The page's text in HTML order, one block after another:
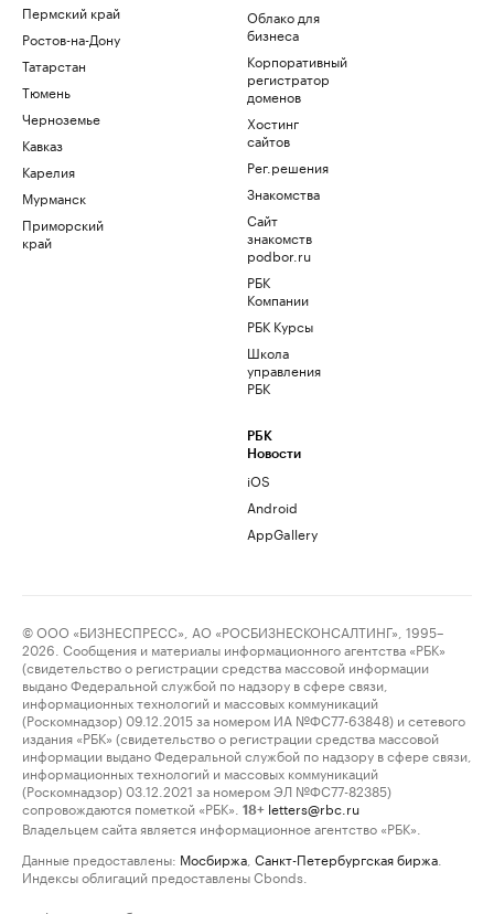
Пермский край
Ростов-на-Дону
Татарстан
Тюмень
Черноземье
Кавказ
Карелия
Мурманск
Приморский
край
Облако для
бизнеса
Корпоративный
регистратор
доменов
Хостинг
сайтов
Рег.решения
Знакомства
Сайт
знакомств
podbor.ru
РБК
Компании
РБК Курсы
Школа
управления
РБК
РБК
Новости
iOS
Android
AppGallery
© ООО «БИЗНЕСПРЕСС», АО «РОСБИЗНЕСКОНСАЛТИНГ», 1995–
2026. Сообщения и материалы информационного агентства «РБК»
(свидетельство о регистрации средства массовой информации
выдано Федеральной службой по надзору в сфере связи,
информационных технологий и массовых коммуникаций
(Роскомнадзор) 09.12.2015 за номером ИА №ФС77-63848) и сетевого
издания «РБК» (свидетельство о регистрации средства массовой
информации выдано Федеральной службой по надзору в сфере связи,
информационных технологий и массовых коммуникаций
(Роскомнадзор) 03.12.2021 за номером ЭЛ №ФС77-82385)
сопровождаются пометкой «РБК».
18+ letters@rbc.ru
Владельцем сайта является информационное агентство «РБК».
Данные предоставлены: Мосбиржа Санкт-Петербургская биржа
Индексы облигаций предоставлены Cbonds.